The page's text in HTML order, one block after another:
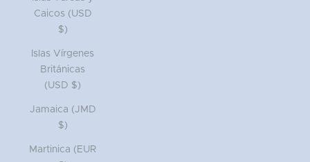
Caicos (USD
$)
Islas Vírgenes
Británicas
(USD $)
Jamaica (JMD
$)
Martinica (EUR